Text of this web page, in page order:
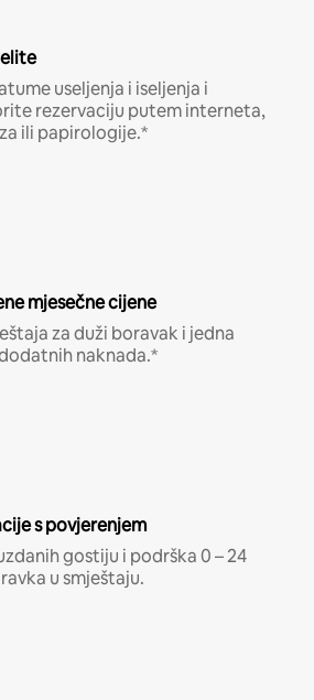
useljenja i iseljenja i
rezervaciju putem interneta,
ili papirologije.*
mjesečne cijene
za duži boravak i jedna
naknada.*
s povjerenjem
gostiju i podrška 0 – 24
u smještaju.